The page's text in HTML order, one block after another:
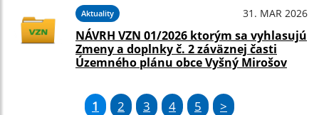
Aktuality 31. MAR 2026
NÁVRH VZN 01/2026 ktorým sa vyhlasujú
Zmeny a doplnky č. 2 záväznej časti
Územného plánu obce Vyšný Mirošov
1 2 3 4 5 >